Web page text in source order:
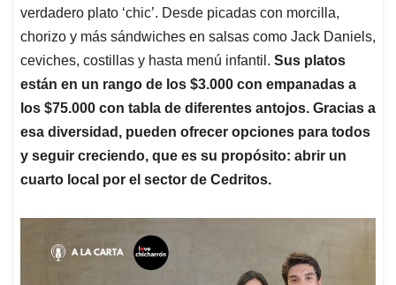
verdadero plato ‘chic’. Desde picadas con morcilla,
chorizo y más sándwiches en salsas como Jack Daniels,
ceviches, costillas y hasta menú infantil. Sus platos
están en un rango de los $3.000 con empanadas a
los $75.000 con tabla de diferentes antojos. Gracias a
esa diversidad, pueden ofrecer opciones para todos
y seguir creciendo, que es su propósito: abrir un
cuarto local por el sector de Cedritos.